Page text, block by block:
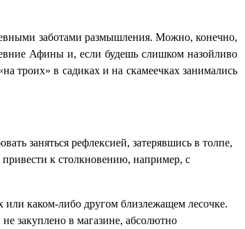
заботами размышления. Можно, конечно,
Афины и, если будешь слишком назойливо
троих» в садиках и на скамеечках занимались
заняться рефлексией, затерявшись в толпе,
к столкновению, например, с
или каком-либо другом близлежащем лесочке.
закуплено в магазине, абсолютно